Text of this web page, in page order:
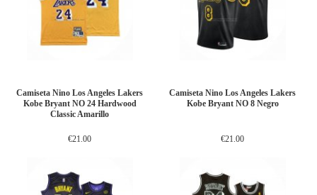
Camiseta Nino Los Angeles Lakers
Kobe Bryant NO 24 Hardwood
Classic Amarillo
€21.00
Camiseta Nino Los Angeles Lakers
Kobe Bryant NO 8 Negro
€21.00